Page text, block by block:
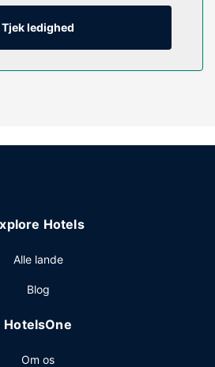
aviskiosk og automat.
udtjekning. Gratis selvstændig
Tjek ledighed
Hotels
Alle lande
Blog
HotelsOne
Om os